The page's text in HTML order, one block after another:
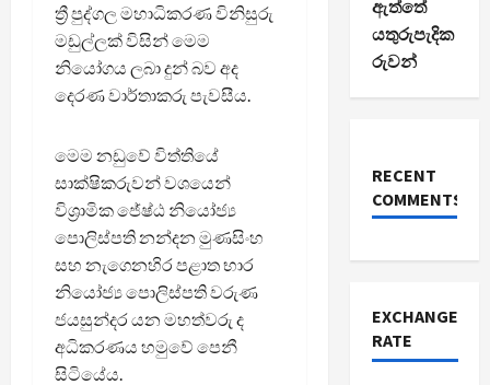
ත්‍රී පුද්ගල මහාධිකරණ විනිසුරු
මඩුල්ලක් විසින් මෙම
නියෝගය ලබා දුන් බව අද
දෙරණ වාර්තාකරු පැවසීය.
මෙම නඩුවේ විත්තියේ
සාක්ෂිකරුවන් වශයෙන්
විශ්‍රාමික ජේෂ්ඨ නියෝජ්‍ය
පොලිස්පති නන්දන මුණසිංහ
සහ නැගෙනහිර පළාත භාර
නියෝජ්‍ය පොලිස්පති වරුණ
ජයසුන්දර යන මහත්වරු ද
අධිකරණය හමුවේ පෙනී
සිටියේය.
ඇත්තේ
යතුරුපැදික
රුවන්
RECENT
COMMENTS
EXCHANGE
RATE